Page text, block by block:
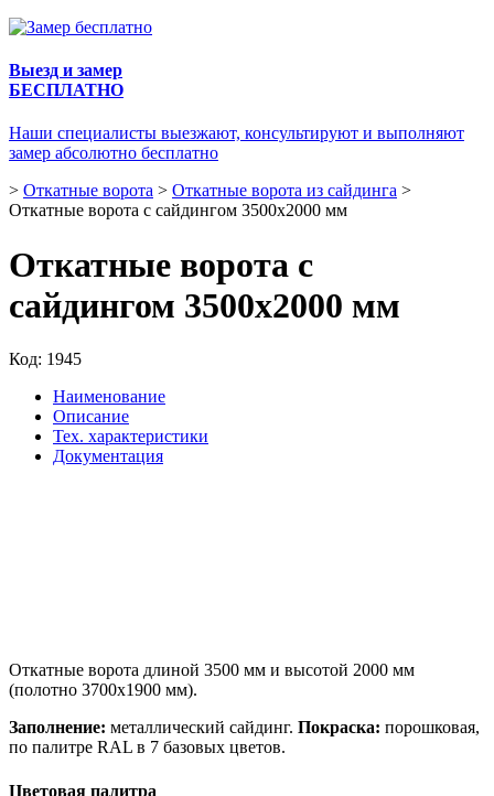
Выезд и замер
БЕСПЛАТНО
Наши специалисты выезжают, консультируют и выполняют
замер абсолютно бесплатно
> Откатные ворота > Откатные ворота из сайдинга >
Откатные ворота с сайдингом 3500х2000 мм
Откатные ворота с
сайдингом 3500х2000 мм
Код: 1945
Наименование
Описание
Тех. характеристики
Документация
Откатные ворота длиной 3500 мм и высотой 2000 мм
(полотно 3700х1900 мм).
Заполнение: металлический сайдинг. Покраска: порошковая,
по палитре RAL в 7 базовых цветов.
Цветовая палитра